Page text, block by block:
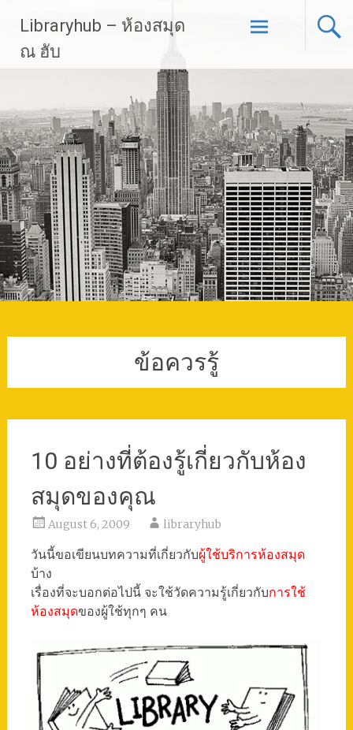
content
Libraryhub – ห้องสมุด
ณ ฮับ
ข้อควรรู้
10 อย่างที่ต้องรู้เกี่ยวกับห้อง
สมุดของคุณ
August 6, 2009 libraryhub
วันนี้ขอเขียนบทความที่เกี่ยวกับผู้ใช้บริการห้องสมุด
บ้าง
เรื่องที่จะบอกต่อไปนี้ จะใช้วัดความรู้เกี่ยวกับการใช้
ห้องสมุดของผู้ใช้ทุกๆ คน